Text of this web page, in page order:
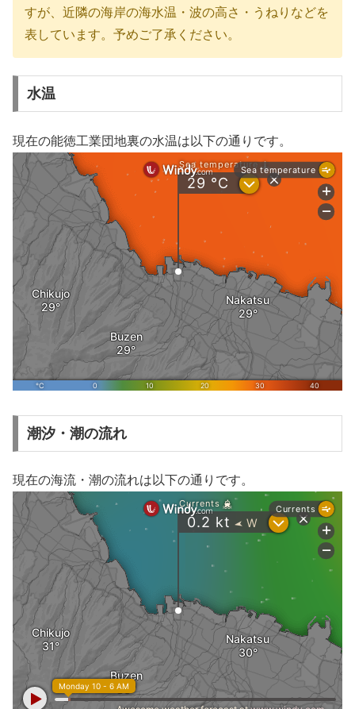
すが、近隣の海岸の海水温・波の高さ・うねりなどを
表しています。予めご了承ください。
水温
現在の能徳工業団地裏の水温は以下の通りです。
潮汐・潮の流れ
現在の海流・潮の流れは以下の通りです。